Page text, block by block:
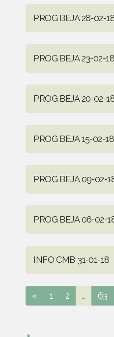
PROG BEJA 28-02-
PROG BEJA 23-02-18
PROG BEJA 20-02-
PROG BEJA 15-02-18
PROG BEJA 09-02-
PROG BEJA 06-02-
INFO CMB 31-01-18
« 1 2 ... 63